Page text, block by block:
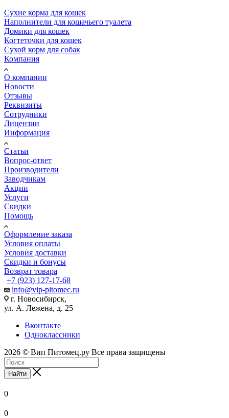
Сухие корма для кошек
Наполнители для кошачьего туалета
Домики для кошек
Когтеточки для кошек
Сухой корм для собак
Компания
О компании
Новости
Отзывы
Реквизиты
Сотрудники
Лицензии
Информация
Статьи
Вопрос-ответ
Производители
Заводчикам
Акции
Услуги
Скидки
Помощь
Оформление заказа
Условия оплаты
Условия доставки
Скидки и бонусы
Возврат товара
+7 (923) 127-17-68
info@vip-pitomec.ru
г. Новосибирск,
ул. А. Лежена, д. 25
Вконтакте
Одноклассники
2026 © Вип Питомец.ру Все права защищены
Найти
0
0